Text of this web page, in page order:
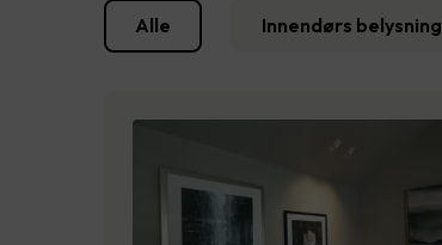
Alle Innendørs belysning